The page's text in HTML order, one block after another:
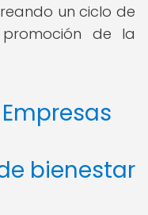
un ciclo de
de la
bienestar